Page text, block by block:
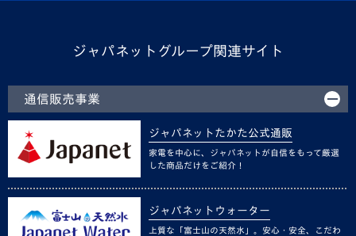
ジャパネットグループ関連サイト
通信販売事業
ジャパネットたかた公式通販
家電を中心に、ジャパネットが自信をもって厳選
した商品だけをご紹介！
ジャパネットウォーター
上質な「富士山の天然水」。安心・安全、こだわ